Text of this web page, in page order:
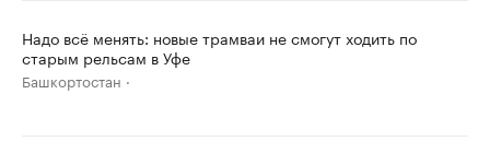
Надо всё менять: новые трамваи не смогут ходить по
старым рельсам в Уфе
Башкортостан